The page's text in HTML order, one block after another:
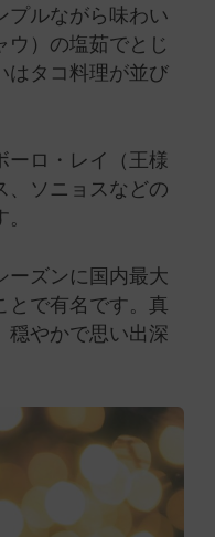
プルながら味わい
ウ）の塩茹でとじ
はタコ料理が並び
ーロ・レイ（王様
、ソニョスなどの
ーズンに国内最大
とで有名です。真
穏やかで思い出深